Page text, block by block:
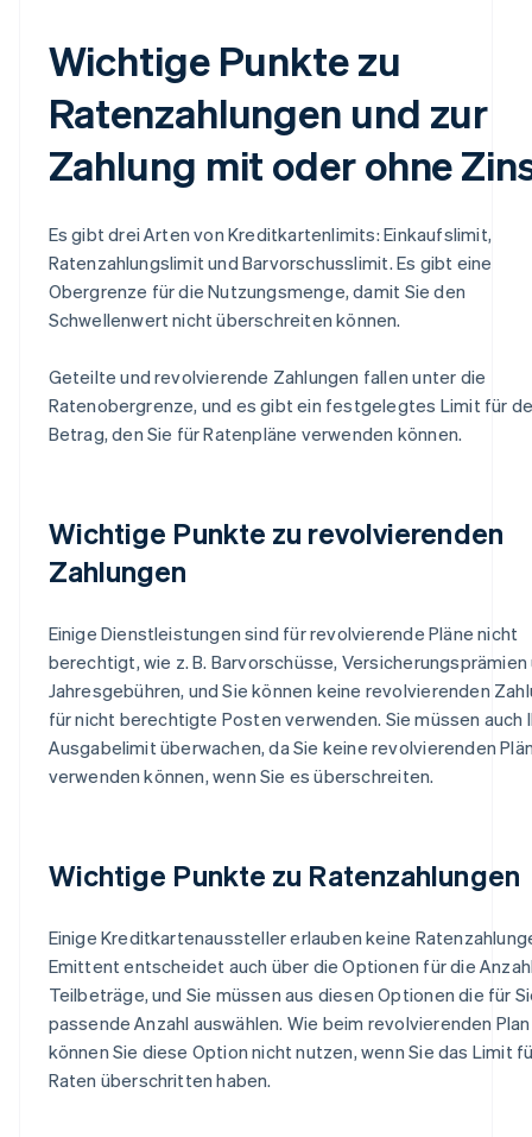
Wichtige Punkte zu
Ratenzahlungen und zur
Zahlung mit oder ohne
Es gibt drei Arten von Kreditkartenlimits: Einkaufslimit,
Ratenzahlungslimit und Barvorschusslimit. Es gibt eine
Obergrenze für die Nutzungsmenge, damit Sie den
Schwellenwert nicht überschreiten können.
Geteilte und revolvierende Zahlungen fallen unter die
Ratenobergrenze, und es gibt ein festgelegtes Limit für
Betrag, den Sie für Ratenpläne verwenden können.
Wichtige Punkte zu revolvierenden
Zahlungen
Einige Dienstleistungen sind für revolvierende Pläne nicht
berechtigt, wie z. B. Barvorschüsse, Versicherungsprämien
Jahresgebühren, und Sie können keine revolvierenden
für nicht berechtigte Posten verwenden. Sie müssen auch
Ausgabelimit überwachen, da Sie keine revolvierenden
verwenden können, wenn Sie es überschreiten.
Wichtige Punkte zu Ratenzahlungen
Einige Kreditkartenaussteller erlauben keine
Emittent entscheidet auch über die Optionen für die
Teilbeträge, und Sie müssen aus diesen Optionen die für
passende Anzahl auswählen. Wie beim revolvierenden Plan
können Sie diese Option nicht nutzen, wenn Sie das Limit
Raten überschritten haben.